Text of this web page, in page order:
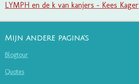
LYMPH en de k van kanjers - Kees Kager
Mijn andere pagina's
Blogtour
Quotes